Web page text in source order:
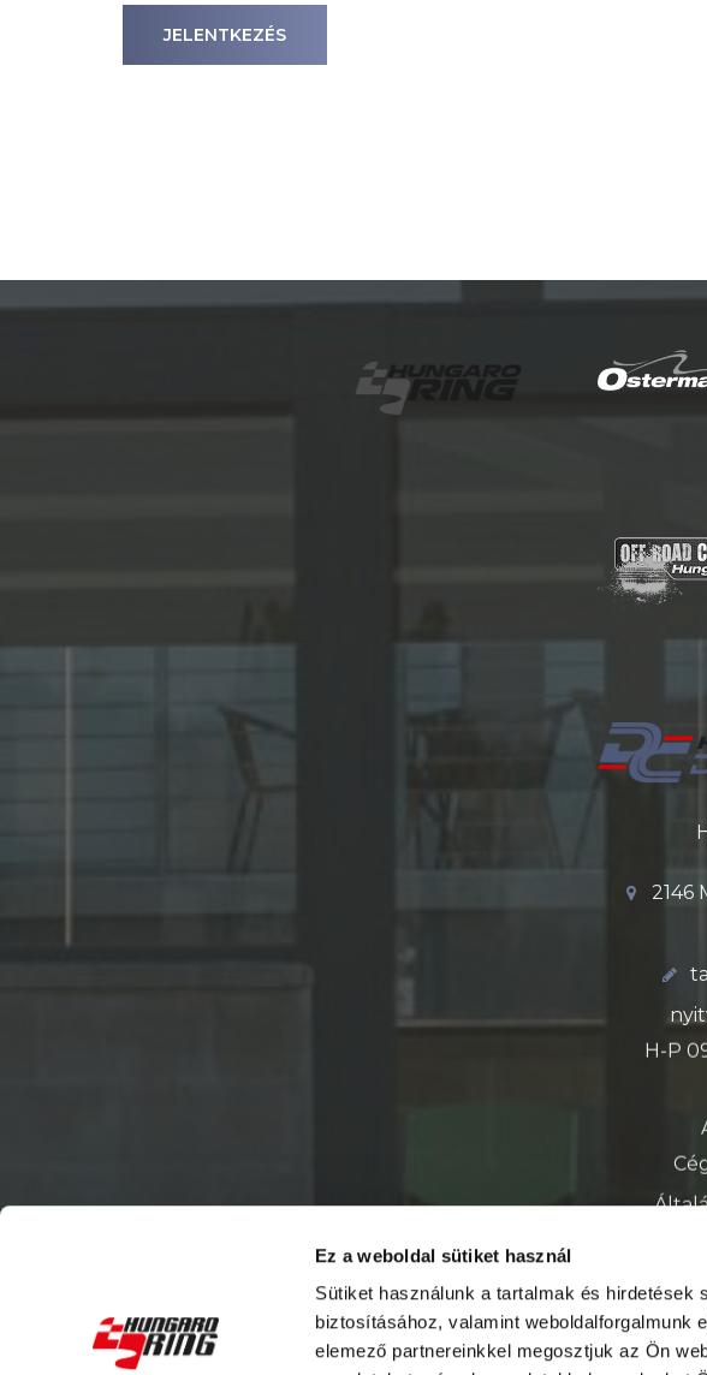
Ez a weboldal sütiket használ
Sütiket használunk a tartalmak és
biztosításához, valamint weboldalforgalmunk
elemező partnereinkkel megosztjuk az Ön
JELENTKEZÉS
2146
H-P